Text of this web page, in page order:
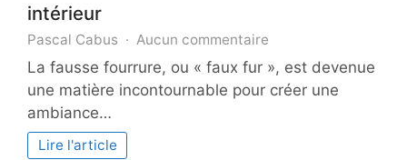
intérieur
Pascal Cabus Aucun commentaire
scandinave
:
La fausse fourrure, ou « faux fur », est devenue
une matière incontournable pour créer une
ambiance…
Lire l'article